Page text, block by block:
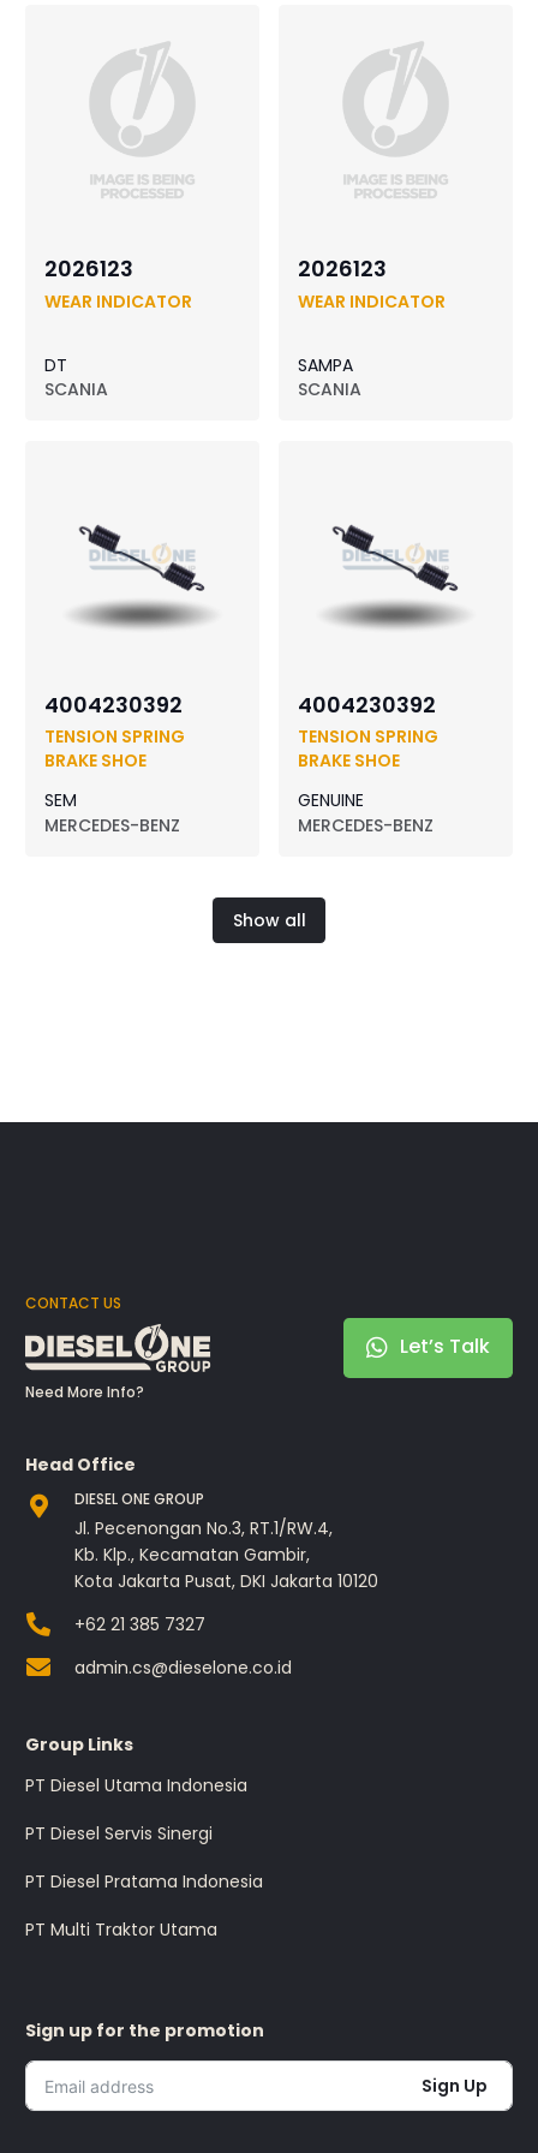
2026123
WEAR INDICATOR
DT
SCANIA
2026123
WEAR INDICATOR
SAMPA
SCANIA
4004230392
TENSION SPRING
BRAKE SHOE
SEM
MERCEDES-BENZ
4004230392
TENSION SPRING
BRAKE SHOE
GENUINE
MERCEDES-BENZ
Show all
CONTACT US
Need More Info?
Let’s Talk
Head Office
DIESEL ONE GROUP
Jl. Pecenongan No.3, RT.1/RW.4,
Kb. Klp., Kecamatan Gambir,
Kota Jakarta Pusat, DKI Jakarta 10120
+62 21 385 7327
admin.cs@dieselone.co.id
Group Links
PT Diesel Utama Indonesia
PT Diesel Servis Sinergi
PT Diesel Pratama Indonesia
PT Multi Traktor Utama
Sign up for the promotion
Sign Up